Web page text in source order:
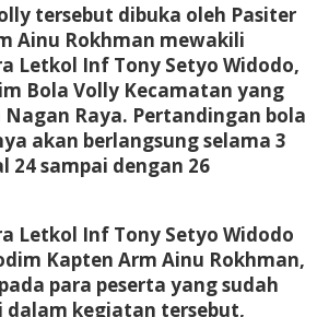
tersebut dibuka oleh Pasiter
Ainu Rokhman mewakili
Letkol Inf Tony Setyo Widodo,
Bola Volly Kecamatan yang
Raya. Pertandingan bola
akan berlangsung selama 3
24 sampai dengan 26
Letkol Inf Tony Setyo Widodo
Kapten Arm Ainu Rokhman,
para peserta yang sudah
dalam kegiatan tersebut,